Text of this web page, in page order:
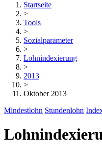
Startseite
>
Tools
>
Sozialparameter
>
Lohnindexierung
>
2013
>
Oktober 2013
Mindestlohn Stundenlohn